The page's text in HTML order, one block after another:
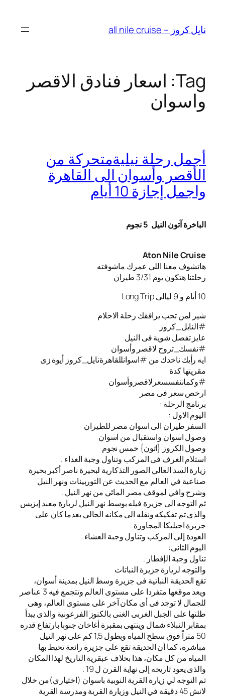
content
نايل كروز – all nile cruise
Tag: اسعار فنادق الاقصر
واسوان
أجمل رحلة نيليةمتحركة من
الأقصر وأسوان الى القاهرة
واجمل إجازة 10 أيام
الباخرة آتون النيل
Aton Nile Cruise
هاتشوف معنا اللي عمرك ماشوفته
رحلتنا هتكون يوم 3/31 طيران
10 أيام و 9 ليالى Long Trip
شير لمن تحب يرافقك رحلة الاحلام
#النايل_كروز
عايز تفصل شوية فى النيل
#نفسك_تروح لاقصر وأسوان
ايه رأيك ناخدك من #اسوانللقاهرةنايل_كروز أيوة زى
مقريتها كدة
#وكماننفسسعرلاقصروأسوان
ارخص سعر فى مصر
برنامج الرحلة :
اليوم الاول :
السفر طيران الى اسوان مصر للطيران
️وصول اسوان واستقبال من اسوان
️وصول الكروز {اتون} خمس نجوم
استلام الغرف فى المركب وتناول وجبة الغداء .
زيارة السد العالي الصور التذكارية لبحيرة ناصر أكبر بحيرة
صناعية في العالم مع الحديث عن التوربينات ونهر النيل
وشرح وافي لموقف مصر المائي من نهر النيل .
ثم التوجه الى جزيرة فيله بوسط نهر النيل لزيارة معبد إيزيس
والذي تم تفكيكه ونقله الى مكانه الحالي بعدما كان على
جزيرة اجيليكا المجاورة .
العودة إلى المركب وتناول وجبة العشاء .
اليوم الثانى:
تناول وجبة الإفطار .
والتوجه لزيارة جزيرة النباتات
تقع الحديقة النباتية فى جزيرة وسط النيل بمدينة أسوان،
ويعد موقعها متفردا على مستوى العالم وتتجمع فيه 3 عناصر
للجمال لا توجد فى أى مكان آخر على مستوى العالم، وهى
طلتها على الجبل الغربى الغنى بالكنوز الفرعونية والذى يبدأ
بمقابر النبلاء شمال وينتهى بمقبرة أغاخان جنوبا بارتفاع قدره
50 متراً فوق سطح المياه وبطول 1,5 كم على نهر النيل
مباشرة، كما أن الحديقة تقع على جزيرة رائعة تحيط بها
المياه من كل مكان، هذا بخلاف عبقرية التاريخ لهذا المكان
والذى يعود تاريخه إلى نهاية القرن ل 19 .
تم التوجه لي زيارة القرية النوبية باسوان (اختياري)من خلال
لانش 45 دقيقة في النيل وزيارة القرية ومدرسة القرية